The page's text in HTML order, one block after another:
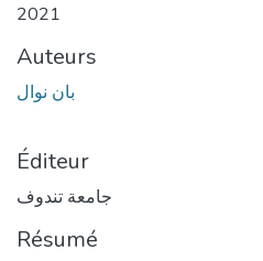
2021
Auteurs
بان نوال
Éditeur
جامعة تندوف
Résumé